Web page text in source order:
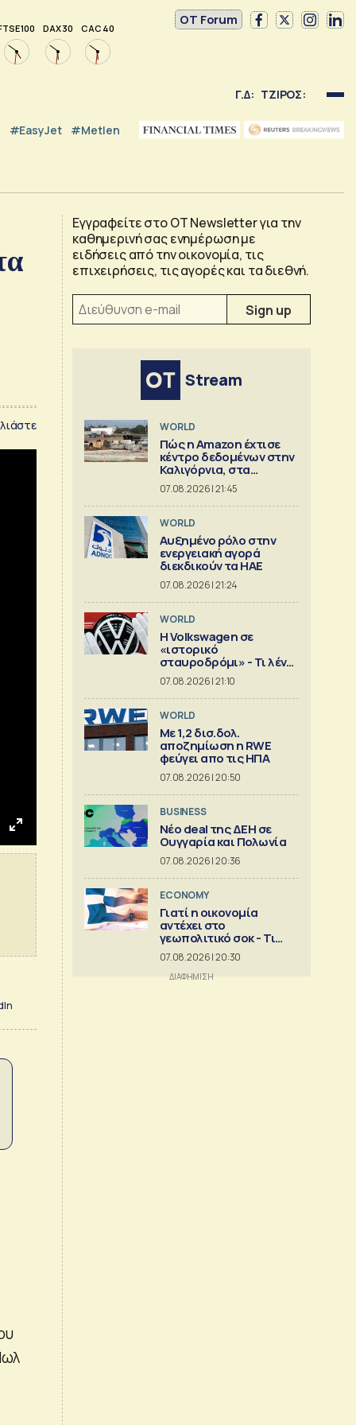
100 DAX 30 CAC 40
OT Forum
Γ.Δ: ΤΖΙΡΟΣ:
#EasyJet #Metlen
fullscreen
Εγγραφείτε στο OT Newsletter για την
καθημερινή σας ενημέρωση με
ειδήσεις από την οικονομία, τις
επιχειρήσεις, τις αγορές και τα διεθνή.
Stream
WORLD
Πώς η Amazon έχτισε
κέντρο δεδομένων στην
Καλιγόρνια, στα
«μουλωχτά»
07.08.2026 | 21:45
WORLD
Αυξημένο ρόλο στην
ενεργειακή αγορά
διεκδικούν τα ΗΑΕ
07.08.2026 | 21:24
WORLD
Η Volkswagen σε
«ιστορικό
σταυροδρόμι» - Τι λένε
οι οικογένειες που την
ελέγχουν
07.08.2026 | 21:10
WORLD
Με 1,2 δισ.δολ.
αποζημίωση η RWE
φεύγει απο τις ΗΠΑ
07.08.2026 | 20:50
BUSINESS
Νέο deal της ΔΕΗ σε
Ουγγαρία και Πολωνία
07.08.2026 | 20:36
ECONOMY
Γιατί η οικονομία
αντέχει στο
γεωπολιτικό σοκ - Τι
δείχνει ανάλυση της
Eurobank [γραφήματα]
07.08.2026 | 20:30